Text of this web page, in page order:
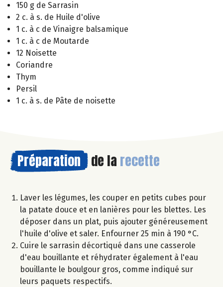
150 g de Sarrasin
2 c. à s. de Huile d'olive
1 c. à c de Vinaigre balsamique
1 c. à c de Moutarde
12 Noisette
Coriandre
Thym
Persil
1 c. à s. de Pâte de noisette
Préparation de la recette
Laver les légumes, les couper en petits cubes pour
la patate douce et en lanières pour les blettes. Les
déposer dans un plat, puis ajouter généreusement
l'huile d'olive et saler. Enfourner 25 min à 190 °C.
Cuire le sarrasin décortiqué dans une casserole
d'eau bouillante et réhydrater également à l'eau
bouillante le boulgour gros, comme indiqué sur
leurs paquets respectifs.